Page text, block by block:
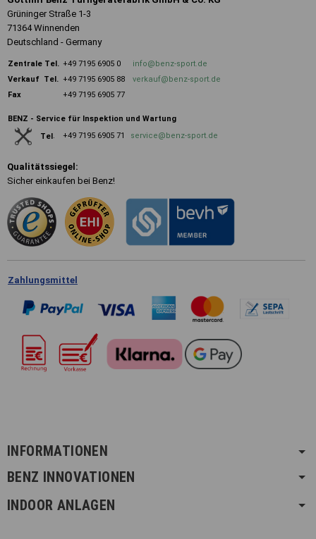
Grüninger Straße 1-3
71364 Winnenden
Deutschland - Germany
Zentrale Tel. +49 7195 6905 0
info@benz-sport.de
Verkauf Tel. +49 7195 6905 88
verkauf@benz-sport.de
Fax
+49 7195 6905 77
BENZ - Service für Inspektion und Wartung
Tel. +49 7195 6905 71 service@benz-sport.de
Qualitätssiegel:
Sicher einkaufen bei Benz!
Zahlungsmittel
INFORMATIONEN
BENZ INNOVATIONEN
INDOOR ANLAGEN